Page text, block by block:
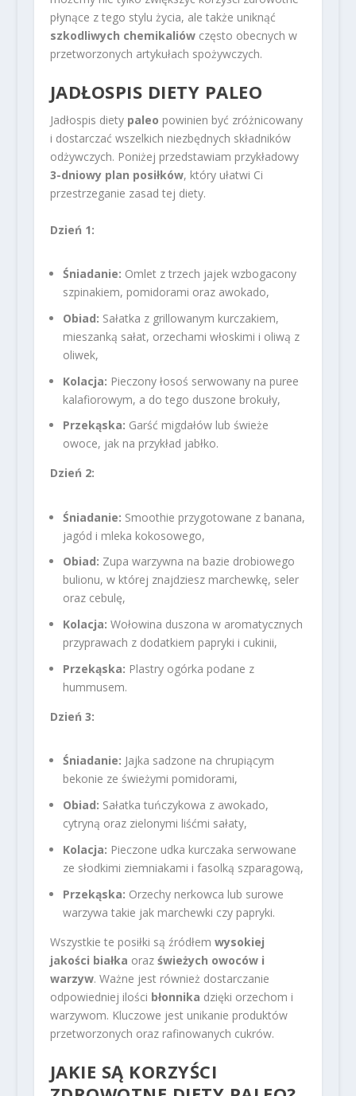
płynące z tego stylu życia, ale także uniknąć
szkodliwych chemikaliówczęsto obecnych w
przetworzonych artykułach spożywczych.
JADŁOSPIS DIETY PALEO
Jadłospis diety paleo powinien być zróżnicowany
i dostarczać wszelkich niezbędnych składników
odżywczych. Poniżej przedstawiam przykładowy
3-dniowy plan posiłków, który ułatwi Ci
przestrzeganie zasad tej diety.
Dzień 1:
Śniadanie: Omlet z trzech jajek wzbogacony
szpinakiem, pomidorami oraz awokado,
Obiad: Sałatka z grillowanym kurczakiem,
mieszanką sałat, orzechami włoskimi i oliwą z
oliwek,
Kolacja: Pieczony łosoś serwowany na puree
kalafiorowym, a do tego duszone brokuły,
Przekąska: Garść migdałów lub świeże
owoce, jak na przykład jabłko.
Dzień 2:
Śniadanie: Smoothie przygotowane z banana,
jagód i mleka kokosowego,
Obiad: Zupa warzywna na bazie drobiowego
bulionu, w której znajdziesz marchewkę, seler
oraz cebulę,
Kolacja: Wołowina duszona w aromatycznych
przyprawach z dodatkiem papryki i cukinii,
Przekąska: Plastry ogórka podane z
hummusem.
Dzień 3:
Śniadanie: Jajka sadzone na chrupiącym
bekonie ze świeżymi pomidorami,
Obiad: Sałatka tuńczykowa z awokado,
cytryną oraz zielonymi liśćmi sałaty,
Kolacja: Pieczone udka kurczaka serwowane
ze słodkimi ziemniakami i fasolką szparagową,
Przekąska: Orzechy nerkowca lub surowe
warzywa takie jak marchewki czy papryki.
Wszystkie te posiłki są źródłem wysokiej
jakości białka oraz świeżych owoców i
warzyw. Ważne jest również dostarczanie
odpowiedniej ilości błonnika dzięki orzechom i
warzywom. Kluczowe jest unikanie produktów
przetworzonych oraz rafinowanych cukrów.
JAKIE SĄ KORZYŚCI